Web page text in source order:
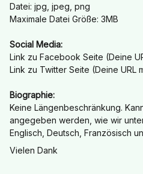
Datei: jpg, jpeg, png
Maximale Datei Größe: 3MB
Social Media:
Link zu Facebook Seite (Deine
Link zu Twitter Seite (Deine URL
Biographie:
Keine Längenbeschränkung.
angegeben werden, wie wir
Englisch, Deutsch, Französisch
Vielen Dank